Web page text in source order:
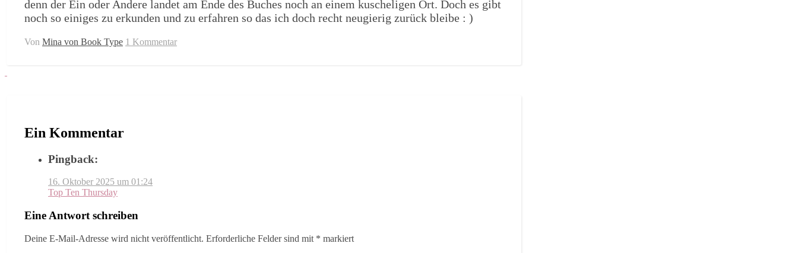
denn der Ein oder Andere landet am Ende des Buches noch an einem kuscheligen Ort. Doch es gibt
noch so einiges zu erkunden und zu erfahren so das ich doch recht neugierig zurück bleibe : )
Von Mina von Book Type 1 Kommentar
Ein Kommentar
Pingback:
16. Oktober 2025 um 01:24
Top Ten Thursday
Eine Antwort schreiben
Deine E-Mail-Adresse wird nicht veröffentlicht. Erforderliche Felder sind mit * markiert